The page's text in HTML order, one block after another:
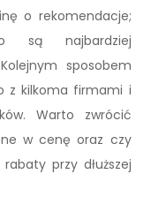
o rekomendacje;
są najbardziej
sposobem
z kilkoma firmami i
Warto zwrócić
w cenę oraz czy
przy dłuższej